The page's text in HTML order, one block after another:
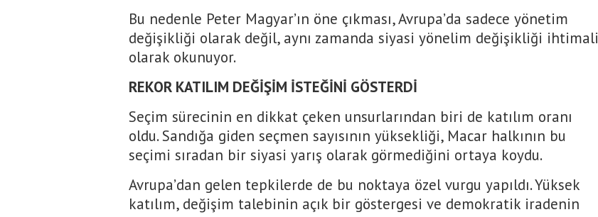
Bu nedenle Peter Magyar’ın öne çıkması, Avrupa’da sadece yönetim
değişikliği olarak değil, aynı zamanda siyasi yönelim değişikliği ihtimali
olarak okunuyor.
REKOR KATILIM DEĞİŞİM İSTEĞİNİ GÖSTERDİ
Seçim sürecinin en dikkat çeken unsurlarından biri de katılım oranı
oldu. Sandığa giden seçmen sayısının yüksekliği, Macar halkının bu
seçimi sıradan bir siyasi yarış olarak görmediğini ortaya koydu.
Avrupa’dan gelen tepkilerde de bu noktaya özel vurgu yapıldı. Yüksek
katılım, değişim talebinin açık bir göstergesi ve demokratik iradenin